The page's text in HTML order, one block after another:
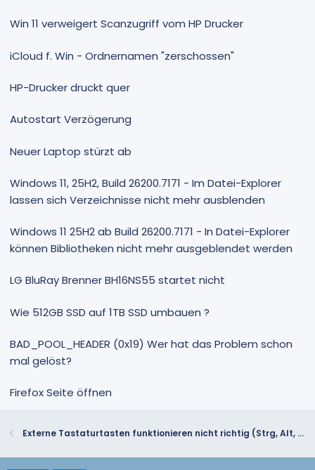
Win 11 verweigert Scanzugriff vom HP Drucker
iCloud f. Win - Ordnernamen "zerschossen"
HP-Drucker druckt quer
Autostart Verzögerung
Neuer Laptop stürzt ab
Windows 11, 25H2, Build 26200.7171 - Im Datei-Explorer
lassen sich Verzeichnisse nicht mehr ausblenden
Windows 11 25H2 ab Build 26200.7171 - In Datei-Explorer
können Bibliotheken nicht mehr ausgeblendet werden
LG BluRay Brenner BH16NS55 startet nicht
Wie 512GB SSD auf 1TB SSD umbauen ?
BAD_POOL_HEADER (0x19) Wer hat das Problem schon
mal gelöst?
Firefox Seite öffnen
Externe Tastaturtasten funktionieren nicht richtig (Strg, Alt, Windows) + Dropdown-Menüs wirken verrückt